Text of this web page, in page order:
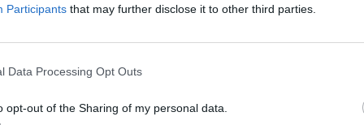
Participants that may further disclose it to other third parties.
Data Processing Opt Outs
opt-out of the Sharing of my personal data.